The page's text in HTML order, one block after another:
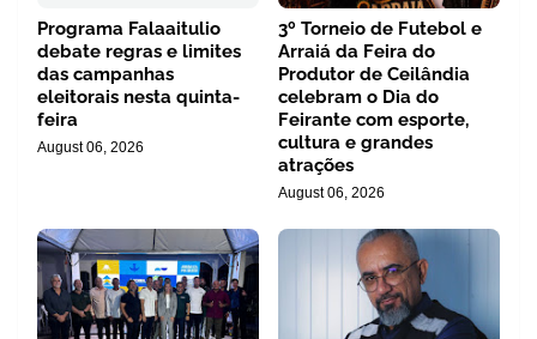
Programa Falaaitulio
debate regras e limites
das campanhas
eleitorais nesta quinta-
feira
August 06, 2026
3º Torneio de Futebol e
Arraiá da Feira do
Produtor de Ceilândia
celebram o Dia do
Feirante com esporte,
cultura e grandes
atrações
August 06, 2026